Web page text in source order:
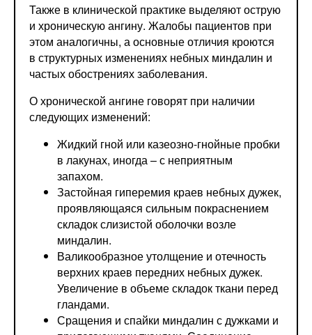
Также в клинической практике выделяют острую
и хроническую ангину. Жалобы пациентов при
этом аналогичны, а основные отличия кроются
в структурных изменениях небных миндалин и
частых обострениях заболевания.
О хронической ангине говорят при наличии
следующих изменений:
Жидкий гной или казеозно-гнойные пробки
в лакунах, иногда – с неприятным
запахом.
Застойная гиперемия краев небных дужек,
проявляющаяся сильным покраснением
складок слизистой оболочки возле
миндалин.
Валикообразное утолщение и отечность
верхних краев передних небных дужек.
Увеличение в объеме складок ткани перед
гландами.
Сращения и спайки миндалин с дужками и